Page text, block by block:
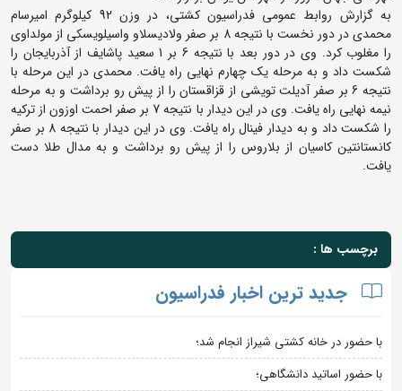
به گزارش روابط عمومی فدراسیون کشتی، در وزن 92 کیلوگرم امیرسام
محمدی در دور نخست با نتیجه 8 بر صفر ولادیسلاو واسیلویسکی از مولداوی
را مغلوب کرد. وی در دور بعد با نتیجه 6 بر 1 سعید پاشایف از آذربایجان را
شکست داد و به مرحله یک چهارم نهایی راه یافت. محمدی در این مرحله با
نتیجه 6 بر صفر آدیلت تویشی از قزاقستان را از پیش رو برداشت و به مرحله
نیمه نهایی راه یافت. وی در این دیدار با نتیجه 7 بر صفر احمت اوزون از ترکیه
را شکست داد و به دیدار فینال راه یافت. وی در این دیدار با نتیجه 8 بر صفر
کانستانتین کاسیان از بلاروس را از پیش رو برداشت و به مدال طلا دست
یافت.
برچسب ها :
جدید ترین اخبار فدراسیون
با حضور در خانه کشتی شیراز انجام شد؛
با حضور اساتید دانشگاهی؛